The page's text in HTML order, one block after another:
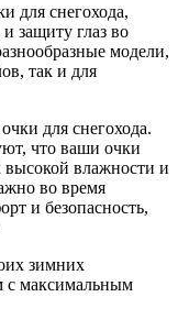
для снегохода,
защиту глаз во
модели,
так и для
для снегохода.
что ваши очки
высокой влажности и
во время
и безопасность,
зимних
с максимальным